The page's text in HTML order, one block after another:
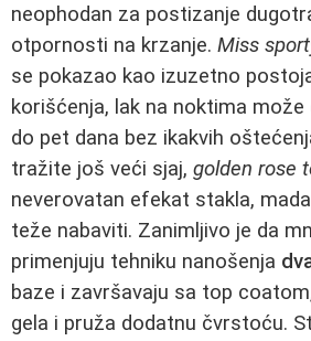
neophodan za postizanje
otpornosti na krzanje. Miss
se pokazao kao izuzetno
korišćenja, lak na noktima
do pet dana bez ikakvih
tražite još veći sjaj, golden rose
neverovatan efekat stakla,
teže nabaviti. Zanimljivo je da
primenjuju tehniku nanošenja
baze i završavaju sa top
gela i pruža dodatnu čvrstoću.